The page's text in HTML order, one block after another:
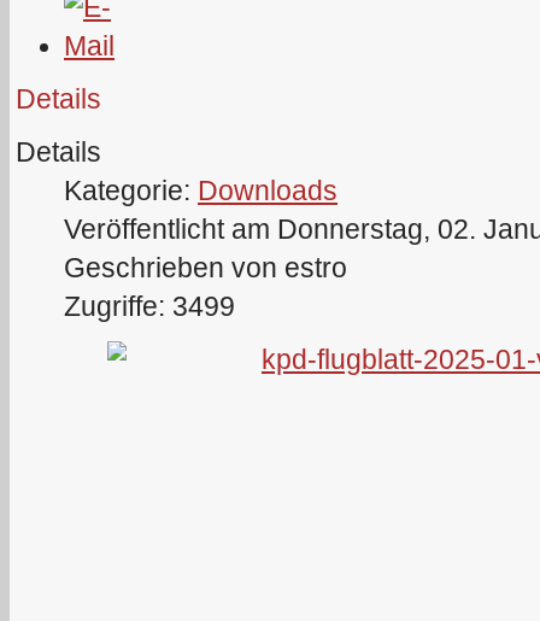
Details
Details
Kategorie: Downloads
Veröffentlicht am Donnerstag, 02.
Geschrieben von estro
Zugriffe: 3499